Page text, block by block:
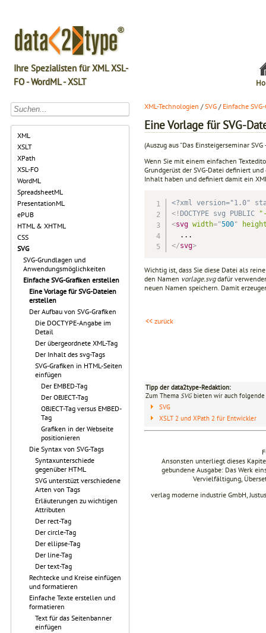
Ihre Spezialisten für XML XSL-
FO - WordML - XSLT
XML
XSLT
XPath
XSL-FO
WordML
SpreadsheetML
PresentationML
ePUB
HTML & XHTML
CSS
SVG
SVG-Grundlagen und
Anwendungsmöglichkeiten
Einfache SVG-Grafiken erstellen
Eine Vorlage für SVG-Dateien
erstellen
Der Aufbau von SVG-Grafiken
Die DOCTYPE-Angabe im
Detail
Der übergeordnete XML-Tag
Der Inhalt des svg-Tags
SVG-Grafiken in HTML-Seiten
einfügen
Der EMBED-Tag
Der OBJECT-Tag
OBJECT-Tag versus EMBED-
Tag
Grafiken in der Webseite
positionieren
Die Syntax von SVG-Tags
Syntaxunterschiede
gegenüber HTML
SVG unterstüzt verschiedene
Arten von Tags
Erläuterungen zu wichtigen
Attributen
Der rect-Tag
Der circle-Tag
Der ellipse-Tag
Der line-Tag
Der text-Tag
Rechtecke und Kreise einfügen
und formatieren
Einfache Texte erstellen und
formatieren
Text für das Seitenbanner
einfügen
XML-Technologien /SVG / Einfache
Eine Vorlage für SVG-
(Auszug aus "Das Einsteigerseminar
Wenn Sie mit einem einfachen
Grundgerüst der SVG-Datei definiert
Inhalt haben und definiert damit ein
<?xml version="1.0"
<! DOCTYPE svg PUBLIC
<svg width="500"
</svg>
Wichtig ist, dass Sie diese Datei als
den Namen vorlage.svgdafür
neuen Namen speichern. Damit
<< zurück
Tipp der data2type-Redaktion:
Zum Thema SVGbieten wir auch folgende
SVG
XSLT 2 und XPath 2 für Entwickler
Ansonsten unterliegt dieses
gebundene Ausgabe: Das Werk
Vervielfältigung,
verlag moderne industrie GmbH,